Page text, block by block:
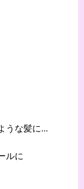
うな髪に…
ルに